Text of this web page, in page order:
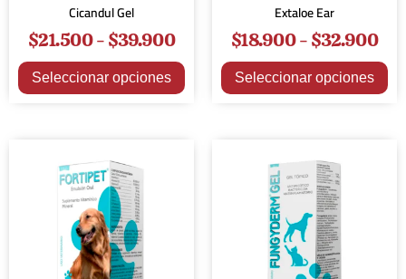
Cicandul Gel
$21.500-$39.900
Seleccionar opciones
Extaloe Ear
$18.900-$32.900
Seleccionar opciones